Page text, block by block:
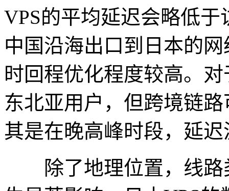
VPS的平均延迟会略低
中国沿海出口到日本的
时回程优化程度较高。
东北亚用户，但跨境链
其是在晚高峰时段，延
除了地理位置，线路